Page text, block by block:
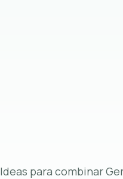
Ideas para combinar